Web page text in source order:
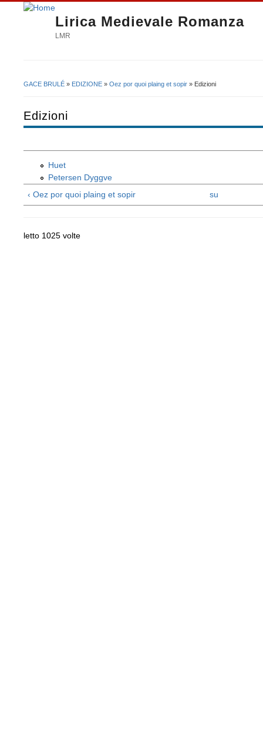
Lirica Medievale Romanza
LMR
GACE BRULÉ » EDIZIONE » Oez por quoi plaing et sopir » Edizioni
Edizioni
Huet
Petersen Dyggve
‹ Oez por quoi plaing et sopir
su
letto 1025 volte